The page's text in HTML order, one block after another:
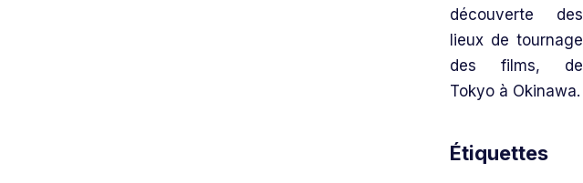
découverte des
lieux de tournage
des films, de
Tokyo à Okinawa.
Étiquettes